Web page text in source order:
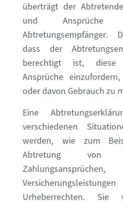
überträgt der
und
Abtretungsempfänger.
dass der
berechtigt ist, diese
Ansprüche
oder davon Gebrauch zu
Eine
verschiedenen
werden, wie zum
Abtretung von
Zahlungsansprüchen,
Urheberrechten.